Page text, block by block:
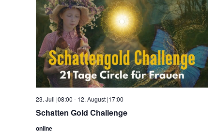
Schatten Gold Challenge
23. Juli |08:00 - 12. August |17:00
online